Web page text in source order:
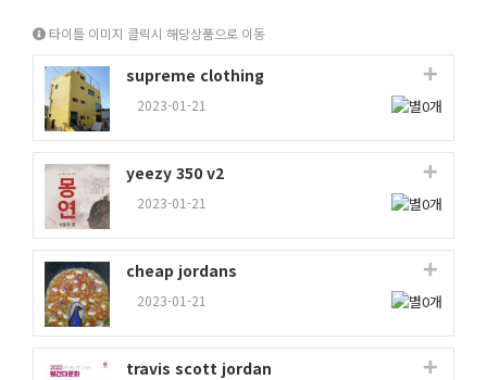
타이틀 이미지 클릭시 해당상품으로 이동
supreme clothing
2023-01-21
yeezy 350 v2
2023-01-21
cheap jordans
2023-01-21
travis scott jordan